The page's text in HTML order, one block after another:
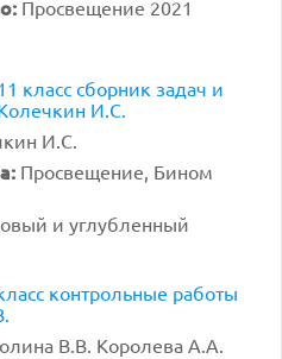
Просвещение 2021
класс сборник задач и
И.С.
И.С.
Просвещение, Бином
и углубленный
контрольные работы
В.В. Королева А.А.